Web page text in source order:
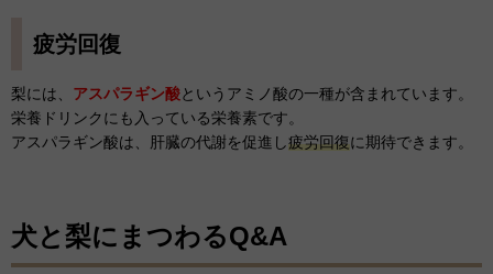
疲労回復
梨には、 アスパラギン酸というアミノ酸の一種が含まれています。
栄養ドリンクにも入っている栄養素です。
アスパラギン酸は、肝臓の代謝を促進し疲労回復に期待できます。
犬と梨にまつわるQ&A